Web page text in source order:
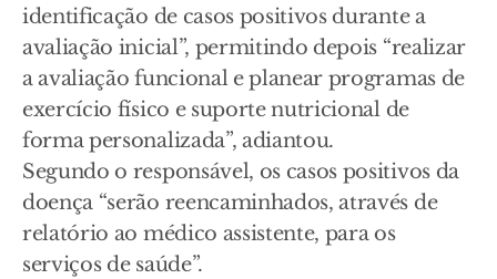
identificação de casos positivos durante a
avaliação inicial”, permitindo depois “realizar
a avaliação funcional e planear programas de
exercício físico e suporte nutricional de
forma personalizada”, adiantou.
Segundo o responsável, os casos positivos da
doença “serão reencaminhados, através de
relatório ao médico assistente, para os
serviços de saúde”.